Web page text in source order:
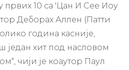
првих 10 са 'Цан И Сее Иоу
Деборах Аллен (Патти
година касније,
један хит под насловом
чији је коаутор Паул